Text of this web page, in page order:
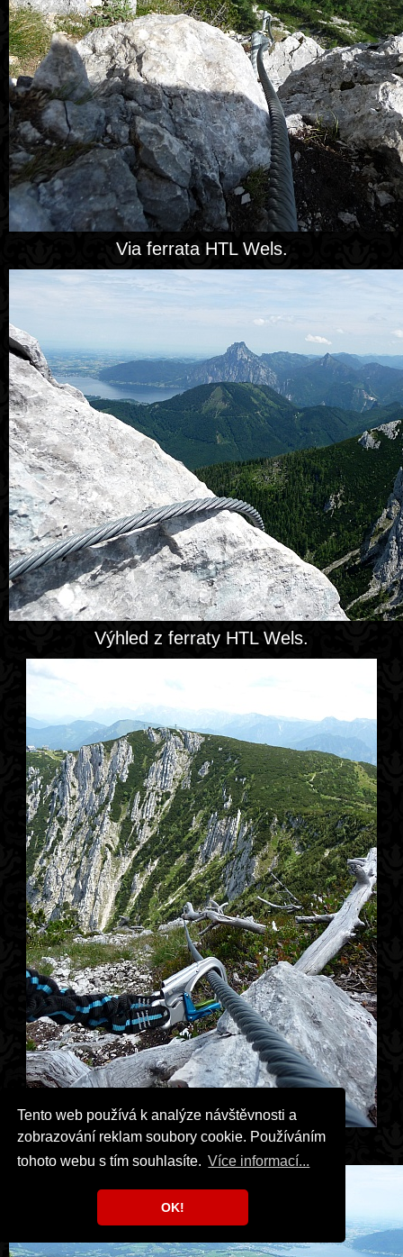
Tento web používá k analýze návštěvnosti a
zobrazování reklam soubory cookie. Používáním
tohoto webu s tím souhlasíte. Více informací...
OK!
Via ferrata HTL Wels.
Výhled z ferraty HTL Wels.
Via ferrata HTL Wels, dolez.